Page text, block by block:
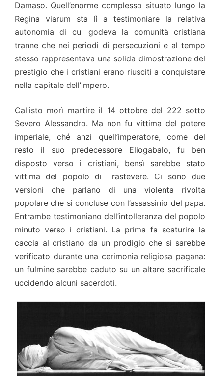
Damaso. Quell’enorme complesso situato lungo la
Regina viarum sta lì a testimoniare la relativa
autonomia di cui godeva la comunità cristiana
tranne che nei periodi di persecuzioni e al tempo
stesso rappresentava una solida dimostrazione del
prestigio che i cristiani erano riusciti a conquistare
nella capitale dell’impero.
Callisto morì martire il 14 ottobre del 222 sotto
Severo Alessandro. Ma non fu vittima del potere
imperiale, ché anzi quell’imperatore, come del
resto il suo predecessore Eliogabalo, fu ben
disposto verso i cristiani, bensì sarebbe stato
vittima del popolo di Trastevere. Ci sono due
versioni che parlano di una violenta rivolta
popolare che si concluse con l’assassinio del papa.
Entrambe testimoniano dell’intolleranza del popolo
minuto verso i cristiani. La prima fa scaturire la
caccia al cristiano da un prodigio che si sarebbe
verificato durante una cerimonia religiosa pagana:
un fulmine sarebbe caduto su un altare sacrificale
uccidendo alcuni sacerdoti.